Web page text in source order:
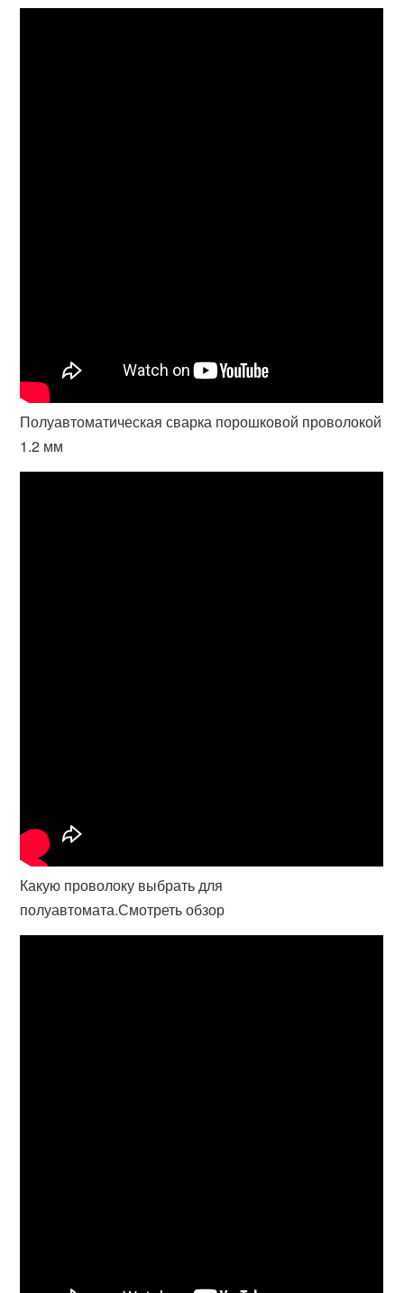
Полуавтоматическая сварка порошковой проволокой
1.2 мм
Какую проволоку выбрать для
полуавтомата.Смотреть обзор